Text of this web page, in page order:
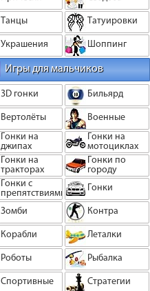
Танцы
Татуировки
Украшения
Шоппинг
Игры для мальчиков
3D гонки
Бильярд
Вертолёты
Военные
Гонки на
джипах
Гонки на
мотоциклах
Гонки на
тракторах
Гонки по
городу
Гонки с
препятствиями
Гонки
Зомби
Контра
Корабли
Леталки
Роботы
Рыбалка
Спортивные
Стратегии